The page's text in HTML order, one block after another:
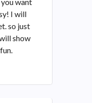
want
I will
so just
show